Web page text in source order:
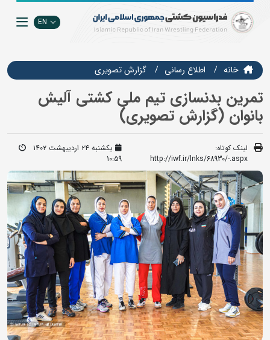
EN
خانه اطلاع رسانی گزارش تصويري
تمرین بدنسازی تیم ملی کشتی آلیش
بانوان (گزارش تصویری)
لینک کوتاه:
http://iwf.ir/lnks/68930/-.aspx
یکشنبه ۲۴ اردیبهشت ۱۴۰۲
10:59